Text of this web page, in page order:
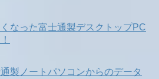
なった富士通製デスクトップPC
製ノートパソコンからのデータ